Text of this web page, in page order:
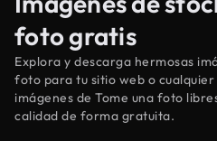
foto gratis
Explora y descarga hermosas
foto para tu sitio web o
imágenes de Tome una foto
calidad de forma gratuita.